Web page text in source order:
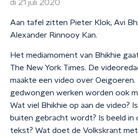
di 21 juli 2020
Aan tafel zitten Pieter Klok, Avi
Alexander Rinnooy Kan.
Het mediamoment van Bhikhie
The New York Times. De
maakte een video over Oeigoeren.
gedwongen werken worden ook
Wat viel Bhikhie op aan de video?
buiten gebracht wordt? Is beeld in
tekst? Wat doet de Volkskrant